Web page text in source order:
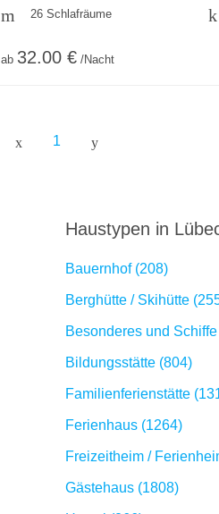
26 Schlafräume
ab 32.00 € /Nacht
1
Haustypen in
Bauernhof (208)
Berghütte / Skihütte
Besonderes und
Bildungsstätte (804)
Familienferienstätte
Ferienhaus (1264)
Freizeitheim /
Gästehaus (1808)